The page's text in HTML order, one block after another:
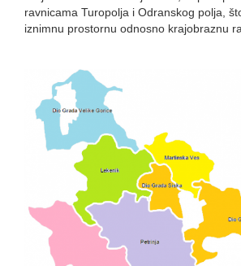
ravnicama Turopolja i Odranskog polja,
iznimnu prostornu odnosno krajobraznu